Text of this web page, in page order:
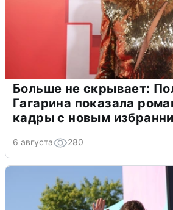
Больше не скрывает:
Гагарина показала
кадры с новым
6 августа 280